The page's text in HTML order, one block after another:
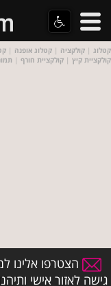
קטלוג | קולקציה | קטלוג אופנה |
קולקציית קיץ | קולקציית חורף |
הצטרפו אלינו
גישה לאזור אישי